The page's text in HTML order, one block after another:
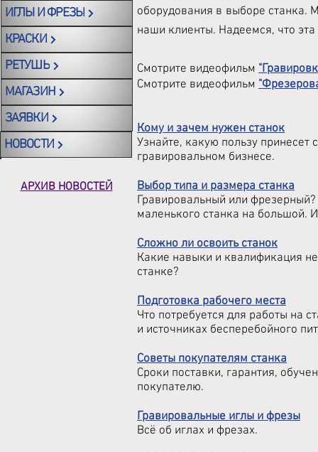
оборудования в выборе станка.
наши клиенты. Надеемся, что
Смотрите видеофильм
Смотрите видеофильм
Кому и зачем нужен станок
Узнайте, какую пользу принесет
гравировальном бизнесе.
Выбор типа и размера станка
Гравировальный или
маленького станка на большой.
Сложно ли освоить станок
Какие навыки и квалификация
станке?
Подготовка рабочего места
Что потребуется для работы на
и источниках бесперебойного
Советы покупателям станка
Сроки поставки, гарантия,
покупателю.
Гравировальные иглы и фрезы
Всё об иглах и фрезах.
ИГЛЫ И ФРЕЗЫ
КРАСКИ
РЕТУШЬ
МАГАЗИН
ЗАЯВКИ
НОВОСТИ
АРХИВ НОВОСТЕЙ